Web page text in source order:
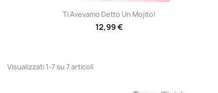
Ti Avevamo Detto Un Mojito!
12,99 €
Visualizzati 1-7 su 7 articoli